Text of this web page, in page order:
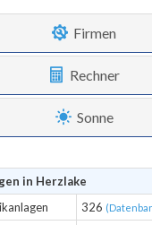
Firmen
Rechner
Sonne
in Herzlake
326